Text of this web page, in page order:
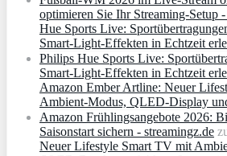
optimieren Sie Ihr Streaming-Setup
Hue Sports Live:
Smart‑Light‑Effekten in Echtzeit
Philips Hue Sports Live:
Smart‑Light‑Effekten in Echtzeit
Amazon Ember Artline: Neuer
Ambient‑Modus, QLED‑Display
Amazon Frühlingsangebote 2026:
Saisonstart sichern - streamingz.de
Neuer Lifestyle Smart TV mit